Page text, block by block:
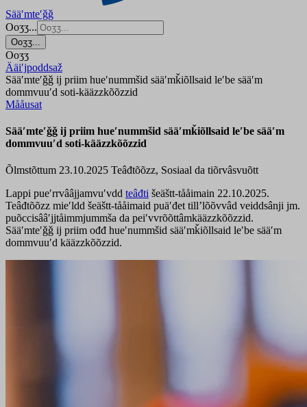
Sääʹmteʹǧǧ
Ooʒʒ...
Ooʒʒ...
Ooʒʒ
Ääiʹjpoddsaž
Sääʹmteʹǧǧ ij priim hueʹnummšid sääʹmǩiõllsaid leʹbe sääʹm
dommvuuʹd soti-kääzzkõõzzid
Mååusat
Sääʹmteʹǧǧ ij priim hueʹnummšid sääʹmǩiõllsaid leʹbe sääʹm
dommvuuʹd soti-kääzzkõõzzid
Õlmstõttum 23.10.2025 Teâđtõõzz, Sosiaal da tiõrvâsvuõtt
Lappi pueʹrrvââjjamvuʹvdd teâđti šeäštt-tååimain 22.10.2025.
Teâđtõõzz mieʹldd šeäštt-tååimaid puäʹđet tillʼlõõvvâd veiddsânji jm.
puõccisââʹjjtåimmjummša da peiʹvvrõõttâmkääzzkõõzzid.
Sääʹmteʹǧǧ ij priim ođđ hueʹnummšid sääʹmǩiõllsaid leʹbe sääʹm
dommvuuʹd kääzzkõõzzid.